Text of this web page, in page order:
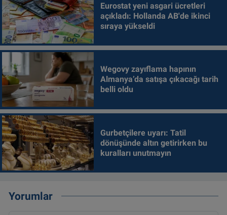
Eurostat yeni asgari ücretleri
açıkladı: Hollanda AB'de ikinci
sıraya yükseldi
Wegovy zayıflama hapının
Almanya’da satışa çıkacağı tarih
belli oldu
Gurbetçilere uyarı: Tatil
dönüşünde altın getirirken bu
kuralları unutmayın
Yorumlar